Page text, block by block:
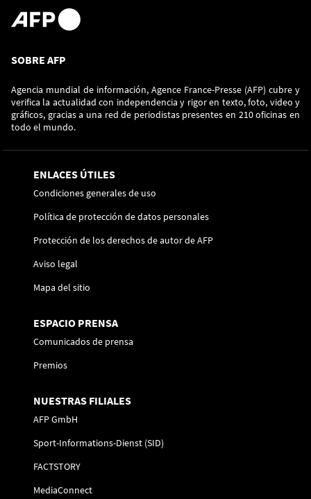
SOBRE AFP
Agencia mundial de información, Agence France-Presse (AFP) cubre y
verifica la actualidad con independencia y rigor en texto, foto, video y
gráficos, gracias a una red de periodistas presentes en 210 oficinas en
todo el mundo.
ENLACES ÚTILES
Condiciones generales de uso
Política de protección de datos personales
Protección de los derechos de autor de AFP
Aviso legal
Mapa del sitio
ESPACIO PRENSA
Comunicados de prensa
Premios
NUESTRAS FILIALES
AFP GmbH
Sport-Informations-Dienst (SID)
FACTSTORY
MediaConnect